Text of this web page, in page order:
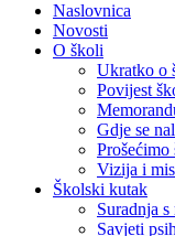
Naslovnica
Novosti
O školi
Ukratko o
Povijest
Gdje se
Prošećimo
Vizija i
Školski kutak
Suradnja
Savjeti